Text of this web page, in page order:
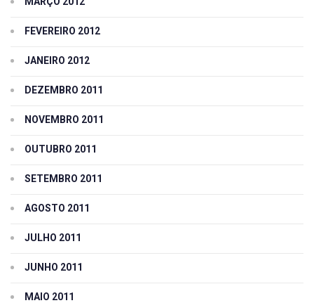
FEVEREIRO 2012
JANEIRO 2012
DEZEMBRO 2011
NOVEMBRO 2011
OUTUBRO 2011
SETEMBRO 2011
AGOSTO 2011
JULHO 2011
JUNHO 2011
MAIO 2011